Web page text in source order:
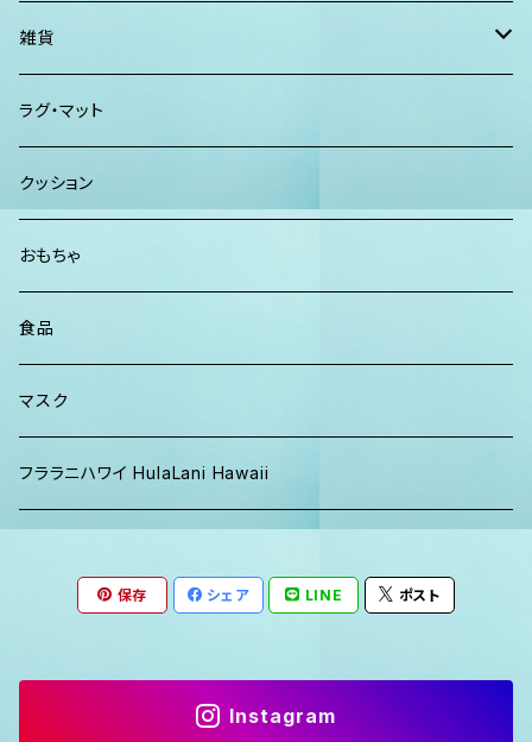
クラッチバッグ
パンツ
パーカー、スウェット
ISLAND BATH & BODY
Maui Mike's
TERRANOVA
ハンドタオル、ハンカチタオル
California Surf Supply
スマーフ
雑貨
ディフューザー
ラグ・マット
クッション
おもちゃ
食品
マスク
フララニハワイ HulaLani Hawaii
保存 シェア LINE ポスト
Instagram